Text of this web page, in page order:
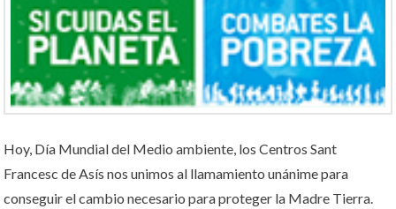
Hoy, Día Mundial del Medio ambiente, los Centros Sant
Francesc de Asís nos unimos al llamamiento unánime para
conseguir el cambio necesario para proteger la Madre Tierra.